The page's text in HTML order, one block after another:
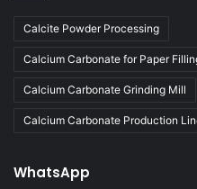
Calcite Powder Processing
Calcium Carbonate for Paper
Calcium Carbonate Grinding Mill
Calcium Carbonate Production
WhatsApp